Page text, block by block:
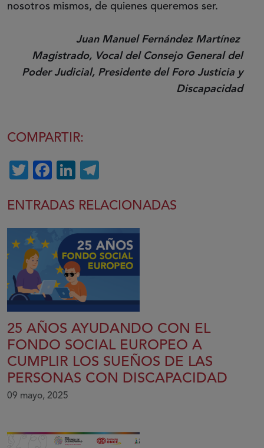
nosotros mismos, de quienes queremos ser.
Juan Manuel Fernández Martínez
Magistrado, Vocal del Consejo General del
Poder Judicial, Presidente del Foro Justicia y
Discapacidad
COMPARTIR:
TwitterFacebook
LinkedIn
ENTRADAS RELACIONADAS
25 AÑOS AYUDANDO CON EL
FONDO SOCIAL EUROPEO A
CUMPLIR LOS SUEÑOS DE LAS
PERSONAS CON DISCAPACIDAD
09 mayo, 2025